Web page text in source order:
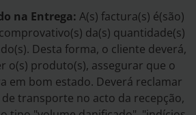
na Entrega: A(s) factura(s) é(são)
da(s) quantidade(s)
Desta forma, o cliente deverá,
o(s) produto(s), assegurar que o
em bom estado. Deverá reclamar
transporte no acto da recepção,